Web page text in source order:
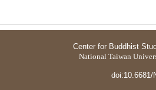
Center for Buddhist
National Taiwan
doi:10.6681/